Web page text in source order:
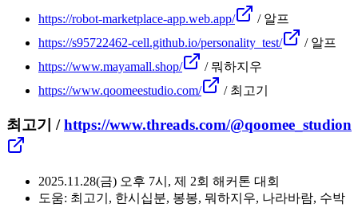
https://robot-marketplace-app.web.app/
/ 알프
https://s95722462-cell.github.io/personality_test/
/ 알프
https://www.mayamall.shop/
/ 뭐하지우
https://www.qoomeestudio.com/
/ 최고기
최고기 /https://www.threads.com/@qoomee_studion
2025.11.28(금) 오후 7시, 제 2회 해커톤 대회
도움: 최고기, 한시십분, 봉봉, 뭐하지우, 나라바람, 수박